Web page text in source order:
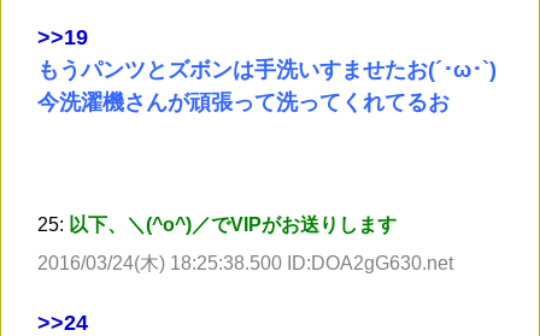
>>19
もうパンツとズボンは手洗いすませたお(´･ω･`)
今洗濯機さんが頑張って洗ってくれてるお
25: 以下、＼(^o^)／でVIPがお送りします
2016/03/24(木) 18:25:38.500 ID:DOA2gG630.net
>>24